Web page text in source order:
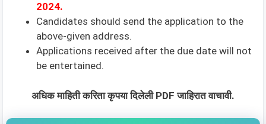
2024.
Candidates should send the application to the
above-given address.
Applications received after the due date will not
be entertained.
अधिक माहिती करिता कृपया दिलेली PDF जाहिरात वाचावी.